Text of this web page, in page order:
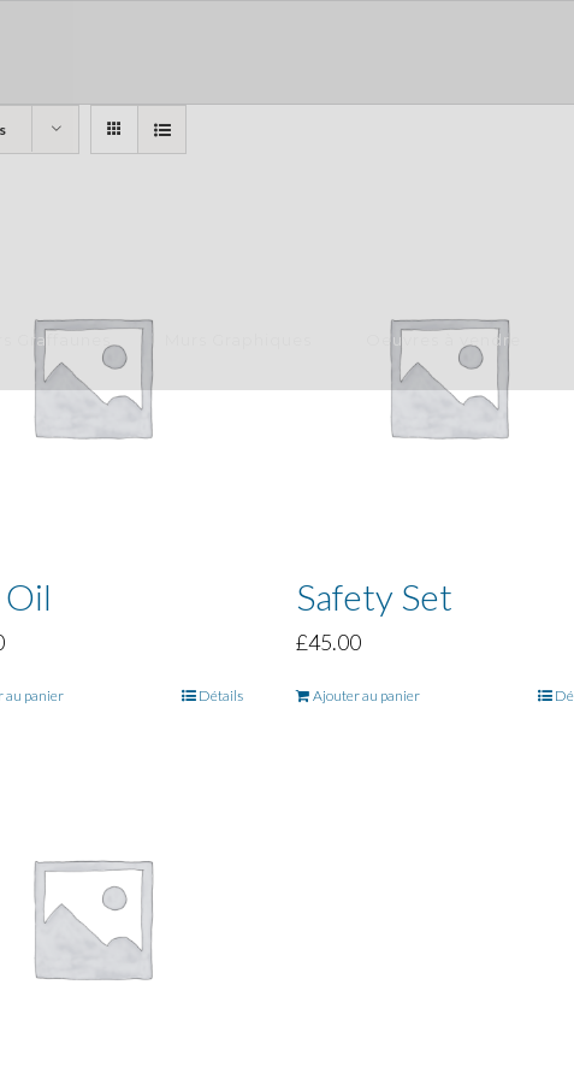
Graffaunes Oeuvres à vendre
au panier Détails
Safety Set
£45.00
Ajouter au panier